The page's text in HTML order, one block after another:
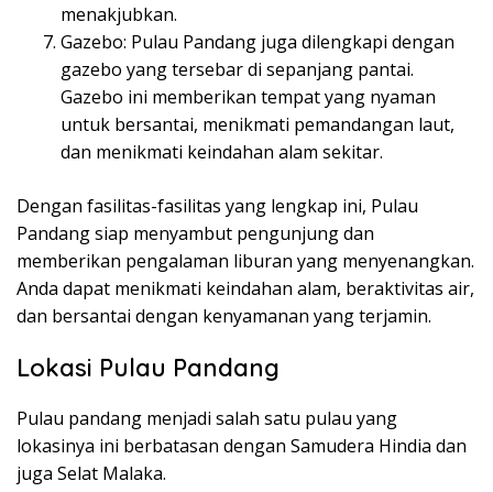
menakjubkan.
Gazebo: Pulau Pandang juga dilengkapi dengan
gazebo yang tersebar di sepanjang pantai.
Gazebo ini memberikan tempat yang nyaman
untuk bersantai, menikmati pemandangan laut,
dan menikmati keindahan alam sekitar.
Dengan fasilitas-fasilitas yang lengkap ini, Pulau
Pandang siap menyambut pengunjung dan
memberikan pengalaman liburan yang menyenangkan.
Anda dapat menikmati keindahan alam, beraktivitas air,
dan bersantai dengan kenyamanan yang terjamin.
Lokasi Pulau Pandang
Pulau pandang menjadi salah satu pulau yang
lokasinya ini berbatasan dengan Samudera Hindia dan
juga Selat Malaka.